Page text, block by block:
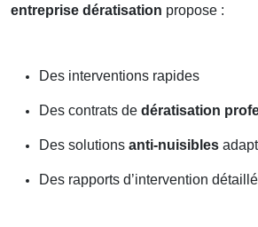
entreprise dératisation propose :
Des interventions rapides
Des contrats de dératisation
Des solutions anti-nuisibles
Des rapports d’intervention